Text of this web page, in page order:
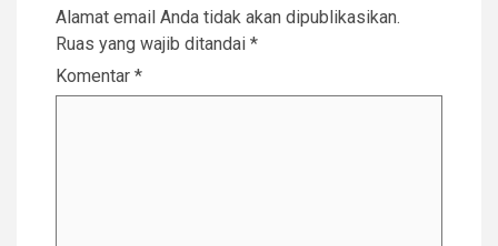
Alamat email Anda tidak akan dipublikasikan.
Ruas yang wajib ditandai *
Komentar *